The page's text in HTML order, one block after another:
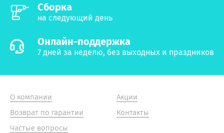
Сборка
на следующий день
Онлайн-поддержка
7 дней за неделю, без выходных и праздников
О компании
Возврат по гарантии
Частые вопросы
Акции
Контакты